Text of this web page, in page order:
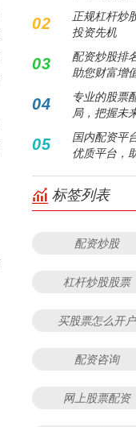
02
正规杠杆炒
投资先机
03
配资炒股排
助您财富增
04
专业的股票
局，把握未
05
国内配资平
优质平台，
标签列表
配资炒股
杠杆炒股股票
买股票怎么开户
配资咨询
网上股票配资